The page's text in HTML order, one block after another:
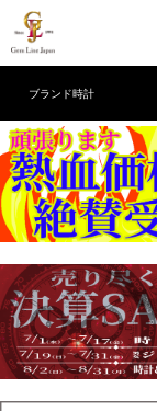
ブランド時計